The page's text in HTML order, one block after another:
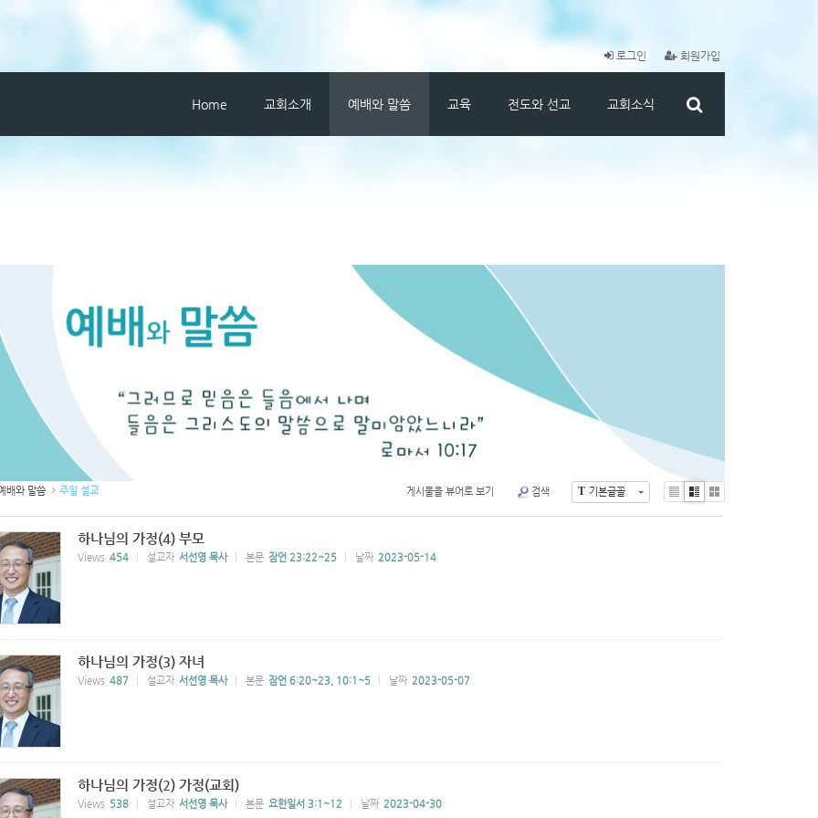
메뉴 건너뛰기
로그인 회원가입
Home 교회소개 예배와 말씀 교육 전도와 선교 교회소식
배와 말씀 주일 설교 T 기본글꼴
게시물을 뷰어로 보기 검색
Li
Zi
G
하나님의 가정(4) 부모
Views 454 설교자 서선영 목사 본문 잠언 23:22~25 날짜 2023-05-14
하나님의 가정(3) 자녀
Views 487 설교자 서선영 목사 본문 잠언 6:20~23, 10:1~5 날짜 2023-05-07
하나님의 가정(2) 가정(교회)
Views 538 설교자 서선영 목사 본문 요한일서 3:1~12 날짜 2023-04-30